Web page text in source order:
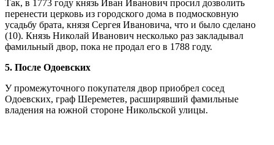
Так, в 1773 году князь Иван Иванович просил дозволить
перенести церковь из городского дома в подмосковную
усадьбу брата, князя Сергея Ивановича, что и было сделано
(10). Князь Николай Иванович несколько раз закладывал
фамильный двор, пока не продал его в 1788 году.
5. После Одоевских
У промежуточного покупателя двор приобрел сосед
Одоевских, граф Шереметев, расширявший фамильные
владения на южной стороне Никольской улицы.